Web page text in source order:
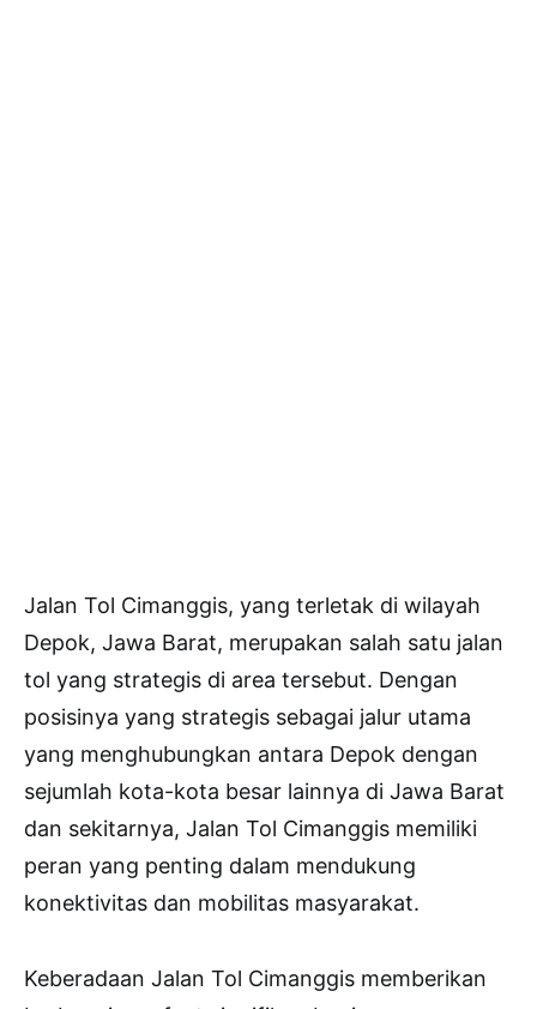
Jalan Tol Cimanggis, yang terletak di wilayah
Depok, Jawa Barat, merupakan salah satu jalan
tol yang strategis di area tersebut. Dengan
posisinya yang strategis sebagai jalur utama
yang menghubungkan antara Depok dengan
sejumlah kota-kota besar lainnya di Jawa Barat
dan sekitarnya, Jalan Tol Cimanggis memiliki
peran yang penting dalam mendukung
konektivitas dan mobilitas masyarakat.
Keberadaan Jalan Tol Cimanggis memberikan